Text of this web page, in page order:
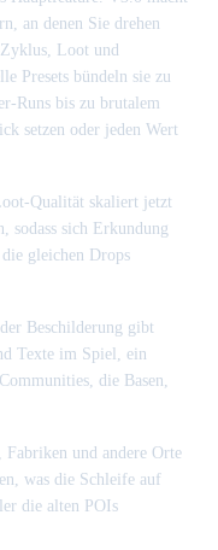
an denen Sie drehen
Loot und
Presets bündeln sie zu
Runs bis zu brutalem
setzen oder jeden Wert
Qualität skaliert jetzt
sodass sich Erkundung
gleichen Drops
Beschilderung gibt
Texte im Spiel, ein
die Basen,
Fabriken und andere Orte
was die Schleife auf
die alten POIs